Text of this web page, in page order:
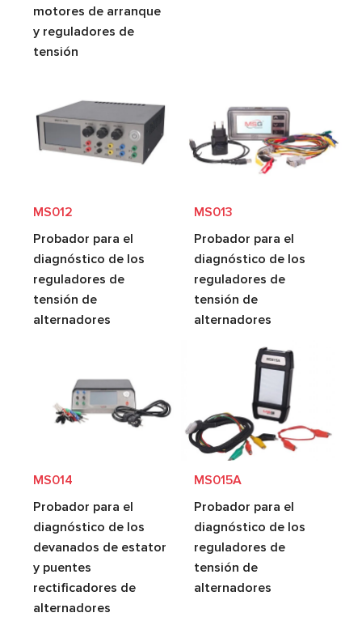
motores de arranque
y reguladores de
tensión
MS012
Probador para el
diagnóstico de los
reguladores de
tensión de
alternadores
MS013
Probador para el
diagnóstico de los
reguladores de
tensión de
alternadores
MS014
Probador para el
diagnóstico de los
devanados de estator
y puentes
rectificadores de
alternadores
MS015A
Probador para el
diagnóstico de los
reguladores de
tensión de
alternadores